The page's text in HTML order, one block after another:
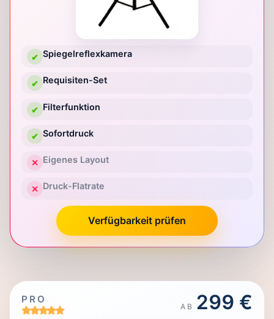
✔ Spiegelreflexkamera
✔ Requisiten-Set
✔ Filterfunktion
✔ Sofortdruck
✕ Eigenes Layout
✕ Druck-Flatrate
Verfügbarkeit prüfen
PRO
AB 299 €